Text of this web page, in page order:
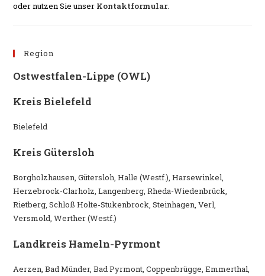
oder nutzen Sie unser Kontaktformular.
Region
Ostwestfalen-Lippe (OWL)
Kreis Bielefeld
Bielefeld
Kreis Gütersloh
Borgholzhausen, Gütersloh, Halle (Westf.), Harsewinkel,
Herzebrock-Clarholz, Langenberg, Rheda-Wiedenbrück,
Rietberg, Schloß Holte-Stukenbrock, Steinhagen, Verl,
Versmold, Werther (Westf.)
Landkreis Hameln-Pyrmont
Aerzen, Bad Münder, Bad Pyrmont, Coppenbrügge, Emmerthal,